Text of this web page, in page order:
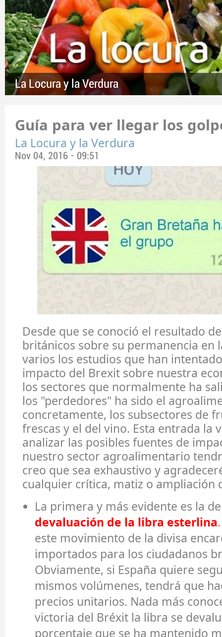
La Locura y la Verdura
Guía para ver llegar los
La Locura y la Verdura
Nov 04, 2016 - 09:51
Desde que se conoció el resultado
británicos sobre su permanencia en
varios los estudios que han
impacto del Brexit sobre nuestra
los sectores que normalmente ha
los "perdedores" ha sido el
concretamente, los subsectores de
frescas y el del vino. Esta entrada la
analizar las posibles fuentes de
nuestro sector agroalimentario
creo que sea exhaustivo y
cualquier crítica, matiz o ampliación
La primera y más evidente es la
devaluación de la libra esterlina
este movimiento de la divisa
importados para los ciudadanos
Obviamente, si España quiere
mismos volúmenes, tendrá que
precios unitarios. Nada más
victoria del Bréxit la libra se
porcentaje que se ha mantenido